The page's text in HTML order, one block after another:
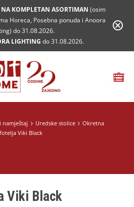
KOMPLETAN ASORTIMAN (osim
Horeca, Posebna ponuda i Anoora
do 31.08.2026.
LIGHTING do 31.08.2026.
namještaj Uredske stolice
Okretna
fotelja Viki Black
Viki Black